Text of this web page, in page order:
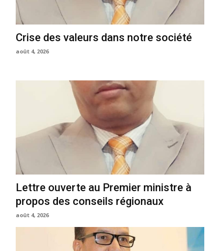
Crise des valeurs dans notre société
août 4, 2026
Lettre ouverte au Premier ministre à
propos des conseils régionaux
août 4, 2026